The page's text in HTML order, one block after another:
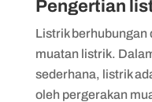
Pengertian
Listrik berhubungan
muatan listrik.
sederhana, listrik
oleh pergerakan